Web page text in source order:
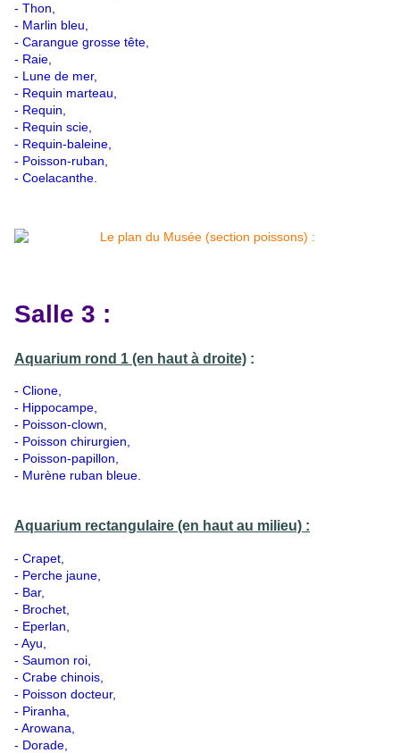
- Thon,
- Marlin bleu,
- Carangue grosse tête,
- Raie,
- Lune de mer,
- Requin marteau,
- Requin,
- Requin scie,
- Requin-baleine,
- Poisson-ruban,
- Coelacanthe.
Salle 3 :
Aquarium rond 1 (en haut à droite) :
- Clione,
- Hippocampe,
- Poisson-clown,
- Poisson chirurgien,
- Poisson-papillon,
- Murène ruban bleue.
Aquarium rectangulaire (en haut au milieu) :
- Crapet,
- Perche jaune,
- Bar,
- Brochet,
- Eperlan,
- Ayu,
- Saumon roi,
- Crabe chinois,
- Poisson docteur,
- Piranha,
- Arowana,
- Dorade,